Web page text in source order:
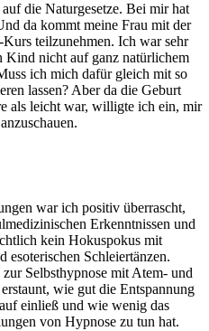
die Naturgesetze. Bei mir hat
da kommt meine Frau mit der
teilzunehmen. Ich war sehr
Kind nicht auf ganz natürlichem
ich mich dafür gleich mit so
lassen? Aber da die Geburt
als leicht war, willigte ich ein, mir
war ich positiv überrascht,
Erkenntnissen und
kein Hokuspokus mit
esoterischen Schleiertänzen.
Selbsthypnose mit Atem- und
wie gut die Entspannung
einließ und wie wenig das
von Hypnose zu tun hat.